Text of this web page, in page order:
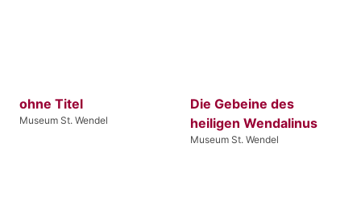
ohne Titel
Museum St. Wendel
Die Gebeine des
heiligen Wendalinus
Museum St. Wendel